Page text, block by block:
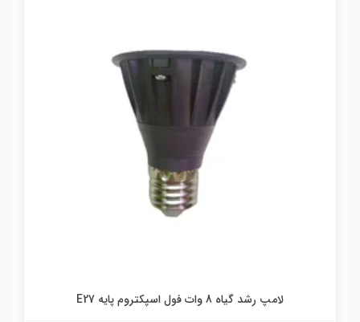
لامپ رشد گیاه 8 وات فول اسپکتروم پایه E27